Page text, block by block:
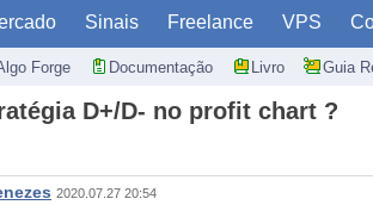
Sinais Freelance VPS
Forge Documentação Livro Guia
D+/D- no profit chart ?
2020.07.27 20:54